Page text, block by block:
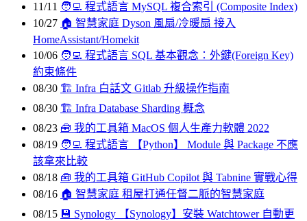
11/11 🧑‍💻 程式語言 MySQL 複合索引 (Composite Index)
10/27 🏠 智慧家庭 Dyson 風扇/冷暖扇 接入
HomeAssistant/Homekit
10/06 🧑‍💻 程式語言 SQL 基本觀念：外鍵(Foreign Key)
約束條件
08/30 🏗 Infra 白話文 Gitlab 升級操作指南
08/30 🏗 Infra Database Sharding 概念
08/23 🧰️ 我的工具箱 MacOS 個人生產力軟體 2022
08/19 🧑‍💻 程式語言
【Python】 Module 與 Package 不應
該拿來比較
08/18 🧰️ 我的工具箱 GitHub Copilot 與 Tabnine 實戰心得
08/16 🏠 智慧家庭 租屋打通任督二脈的智慧家庭
08/15 💾 Synology
【Synology】安裝 Watchtower 自動更